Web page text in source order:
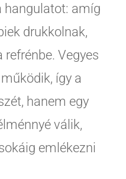
hangulatot: amíg
drukkolnak,
Vegyes
így a
hanem egy
válik,
emlékezni